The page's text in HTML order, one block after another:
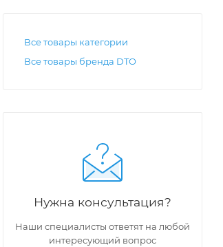
Все товары категории
Все товары бренда DTO
Нужна консультация?
Наши специалисты ответят на любой
интересующий вопрос